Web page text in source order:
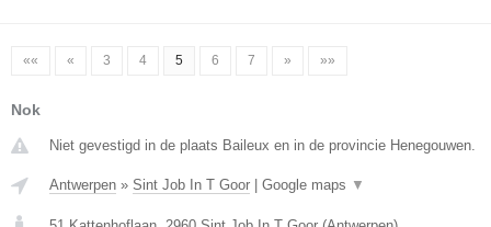
«« « 3 4 5 6 7 » »»
Nok
Niet gevestigd in de plaats Baileux en in de provincie Henegouwen.
Antwerpen » Sint Job In T Goor Google maps ▼